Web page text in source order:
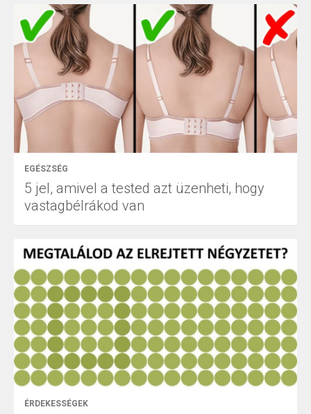
EGÉSZSÉG
5 jel, amivel a tested azt üzenheti, hogy
vastagbélrákod van
ÉRDEKESSÉGEK